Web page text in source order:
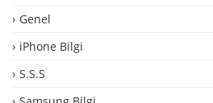
Genel
iPhone Bilgi
S.S.S